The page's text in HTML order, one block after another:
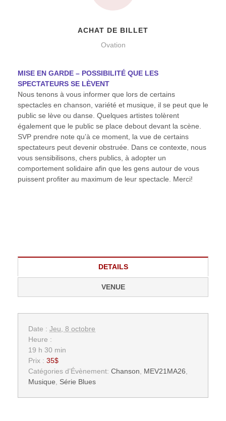
ACHAT DE BILLET
Ovation
MISE EN GARDE – POSSIBILITÉ QUE LES
SPECTATEURS SE LÈVENT
Nous tenons à vous informer que lors de certains
spectacles en chanson, variété et musique, il se peut que le
public se lève ou danse. Quelques artistes tolèrent
également que le public se place debout devant la scène.
SVP prendre note qu’à ce moment, la vue de certains
spectateurs peut devenir obstruée. Dans ce contexte, nous
vous sensibilisons, chers publics, à adopter un
comportement solidaire afin que les gens autour de vous
puissent profiter au maximum de leur spectacle. Merci!
DETAILS
VENUE
Date : Jeu, 8 octobre
Heure :
19 h 30 min
Prix : 35$
Catégories d’Évènement: Chanson MEV21MA26
Musique
Série Blues